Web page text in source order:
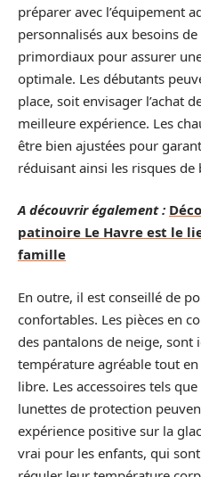
préparer avec l’équipement
personnalisés aux besoins
primordiaux pour assurer
optimale. Les débutants
place, soit envisager l’achat
meilleure expérience. Les
être bien ajustées pour
réduisant ainsi les risques de
A découvrir également :
patinoire Le Havre est le
famille
En outre, il est conseillé de
confortables. Les pièces en
des pantalons de neige,
température agréable tout
libre. Les accessoires tels
lunettes de protection
expérience positive sur la
vrai pour les enfants, qui